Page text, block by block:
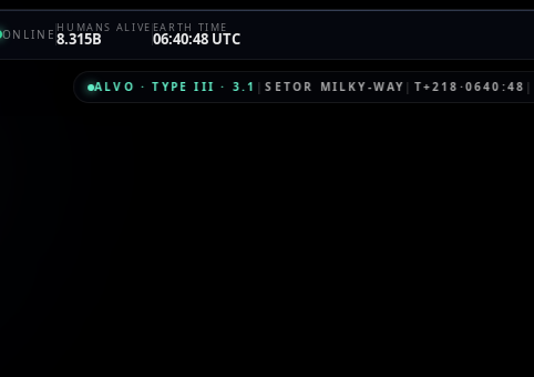
ONLINE HUMANS ALIVE
8.315B
EARTH TIME
06:40:48 UTC
ALVO ·TYPE III · 3.1 |SETOR MILKY-WAY | T+218·0640:48 |